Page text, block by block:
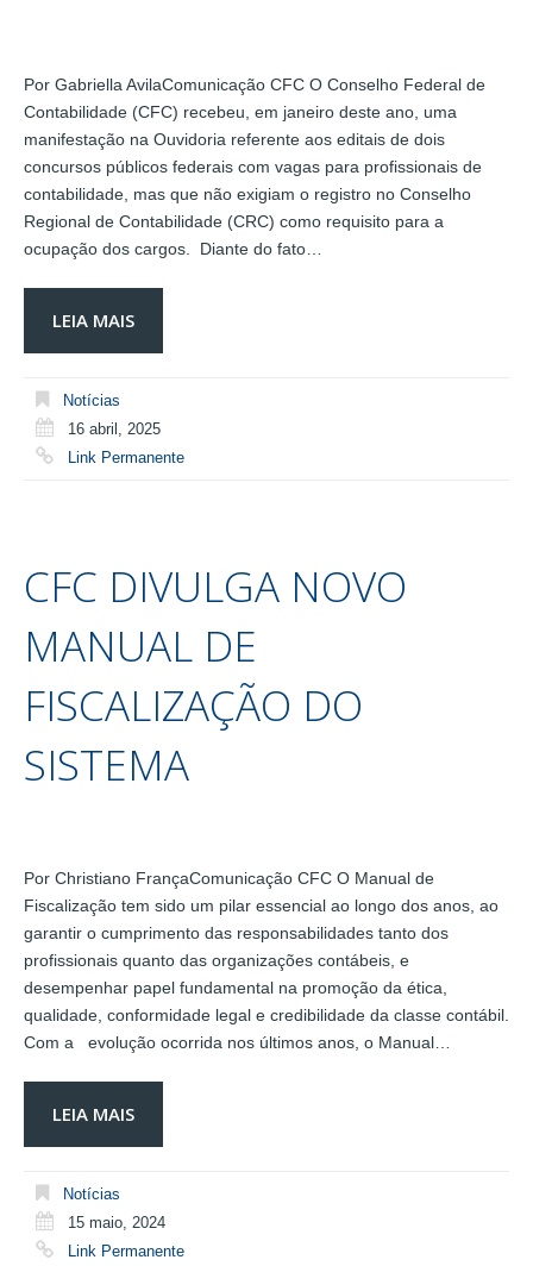
Por Gabriella AvilaComunicação CFC O Conselho Federal de
Contabilidade (CFC) recebeu, em janeiro deste ano, uma
manifestação na Ouvidoria referente aos editais de dois
concursos públicos federais com vagas para profissionais de
contabilidade, mas que não exigiam o registro no Conselho
Regional de Contabilidade (CRC) como requisito para a
ocupação dos cargos. Diante do fato…
LEIA MAIS
Notícias
16 abril, 2025
Link Permanente
CFC DIVULGA NOVO
MANUAL DE
FISCALIZAÇÃO DO
SISTEMA
Por Christiano FrançaComunicação CFC O Manual de
Fiscalização tem sido um pilar essencial ao longo dos anos, ao
garantir o cumprimento das responsabilidades tanto dos
profissionais quanto das organizações contábeis, e
desempenhar papel fundamental na promoção da ética,
qualidade, conformidade legal e credibilidade da classe contábil.
Com a evolução ocorrida nos últimos anos, o Manual…
LEIA MAIS
Notícias
15 maio, 2024
Link Permanente